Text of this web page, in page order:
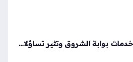
تطورات مفاجئة تعطل خدمات بوابة الشروق وتثير تساؤلات واسعة لدى المتابعين والمستخدمين